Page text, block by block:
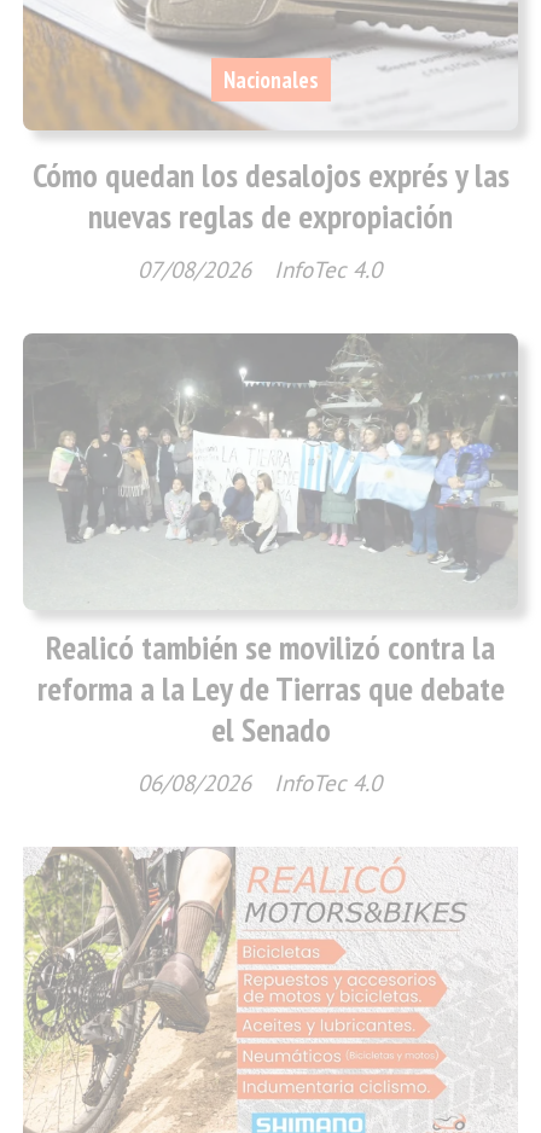
Cómo quedan los desalojos exprés y las
nuevas reglas de expropiación
InfoTec 4.0
Nacionales
07/08/2026
Realicó también se movilizó contra la
reforma a la Ley de Tierras que debate
el Senado
InfoTec 4.0
06/08/2026